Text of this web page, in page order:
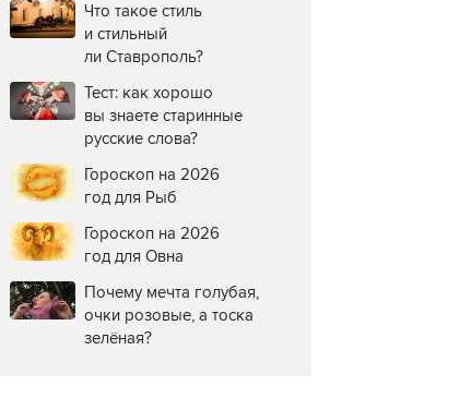
Что такое стиль
и стильный
ли Ставрополь?
Тест: как хорошо
вы знаете старинные
русские слова?
Гороскоп на 2026
год для Рыб
Гороскоп на 2026
год для Овна
Почему мечта голубая,
очки розовые, а тоска
зелёная?